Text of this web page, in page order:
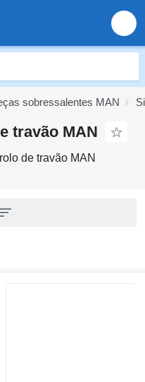
sobressalentes MAN
travão MAN
de travão MAN